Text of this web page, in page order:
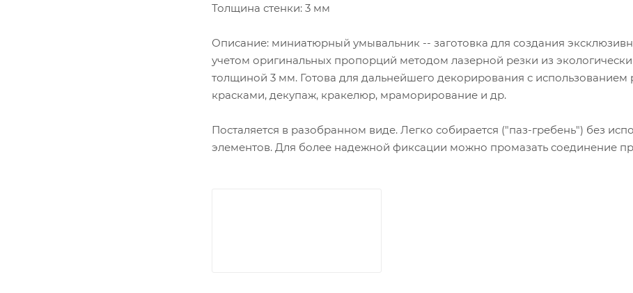
Толщина стенки: 3 мм
Описание: миниатюрный умывальник -- заготовка для создания
учетом оригинальных пропорций методом лазерной резки из
толщиной 3 мм. Готова для дальнейшего декорирования с
красками, декупаж, кракелюр, мраморирование и др.
Посталяется в разобранном виде. Легко собирается ("паз-гребень") без
элементов. Для более надежной фиксации можно промазать соединение